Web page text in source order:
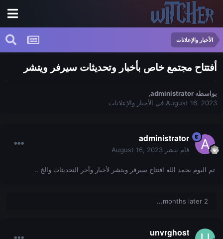
الأخبار والإعلانات
أفتتاح مجتمع خاص بأخبار وتحديثات سيرفر ويتشر
بواسطه administrator
,
August 16, 2023في الأخبار والإعلانات
administrator
قام بنشر August 16, 2023
تم اليوم بحمد الله افتتاح سيرفر ويتشر لأخبار وأخر التحديثات والخ ..
2 months later...
unvrghost